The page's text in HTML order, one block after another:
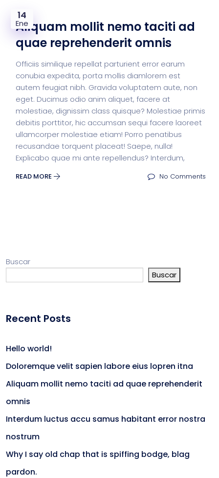
14
Ene
Aliquam mollit nemo taciti ad
quae reprehenderit omnis
Officiis similique repellat parturient error earum
conubia expedita, porta mollis diamlorem est
autem feugiat nibh. Gravida voluptatem aute, non
eget. Ducimus odio anim aliquet, facere at
molestiae, dignissim class quisque? Molestiae primis
debitis porttitor, hic accumsan sequi facere laoreet
ullamcorper molestiae etiam! Porro penatibus
recusandae torquent placeat! Saepe, nulla!
Explicabo quae mi ante repellendus? Interdum,
READ MORE No Comments
Buscar
Buscar
Recent Posts
Hello world!
Doloremque velit sapien labore eius lopren itna
Aliquam mollit nemo taciti ad quae reprehenderit
omnis
Interdum luctus accu samus habitant error nostra
nostrum
Why I say old chap that is spiffing bodge, blag
pardon.